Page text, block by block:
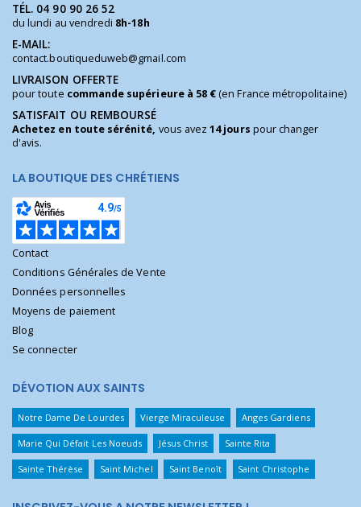
TÉL. 04 90 90 26 52
du lundi au vendredi 8h-18h
E-MAIL:
contact.boutiqueduweb@gmail.com
LIVRAISON OFFERTE
pour toute commande supérieure à 58 €(en France métropolitaine)
SATISFAIT OU REMBOURSÉ
Achetez en toute sérénité, vous avez14 jours pour changer
d'avis.
LA BOUTIQUE DES CHRÉTIENS
Contact
Conditions Générales de Vente
Données personnelles
Moyens de paiement
Blog
Se connecter
DÉVOTION AUX SAINTS
Notre Dame De Lourdes Vierge Miraculeuse Anges Gardiens
Marie Qui Défait Les Noeuds Jésus Christ Sainte Rita
Sainte Thérèse Saint Michel Saint Benoît Saint Christophe